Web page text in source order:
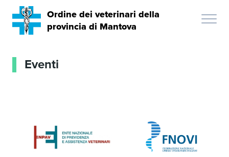
Ordine dei veterinari della
provincia di Mantova
Eventi